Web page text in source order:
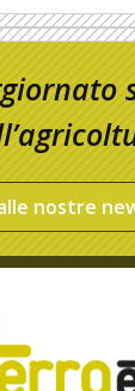
nostre